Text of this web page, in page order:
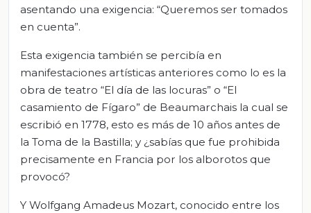
asentando una exigencia: “Queremos ser tomados
en cuenta”.
Esta exigencia también se percibía en
manifestaciones artísticas anteriores como lo es la
obra de teatro “El día de las locuras” o “El
casamiento de Fígaro” de Beaumarchais la cual se
escribió en 1778, esto es más de 10 años antes de
la Toma de la Bastilla; y ¿sabías que fue prohibida
precisamente en Francia por los alborotos que
provocó?
Y Wolfgang Amadeus Mozart, conocido entre los